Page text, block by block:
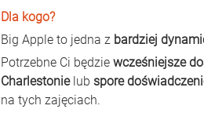
Dla kogo?
Big Apple to jedna z bardziej
Potrzebne Ci będzie wcześniejsze
Charlestonie lub spore
na tych zajęciach.